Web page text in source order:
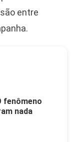
entre
fenômeno
nada